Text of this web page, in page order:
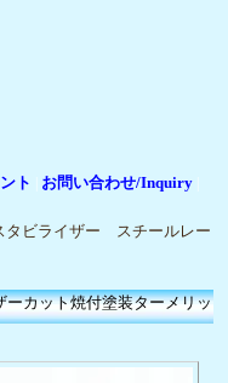
ト お問い合わせ/Inquiry
ビライザー スチールレー
カット焼付塗装ターメリッ